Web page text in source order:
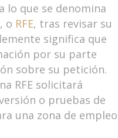
lo que se denomina
o RFE, tras revisar su
significa que
por su parte
sobre su petición.
RFE solicitará
o pruebas de
una zona de empleo